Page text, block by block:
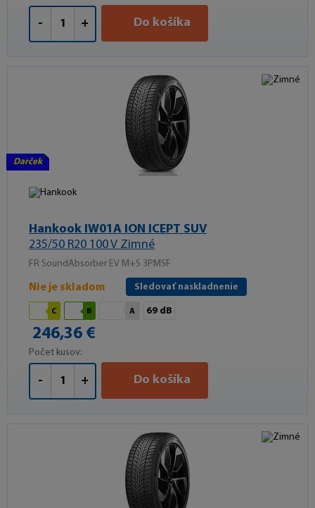
- + Do košíka
Darček
Hankook IW01A ION ICEPT SUV
235/50 R20 100 V Zimné
FR SoundAbsorber EV M+S 3PMSF
Nie je skladom Sledovať naskladnenie
C B A 69 dB
246,36 €
Počet kusov:
- + Do košíka